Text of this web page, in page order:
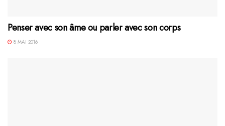
Penser avec son âme ou parler avec son corps
8 MAI 2016